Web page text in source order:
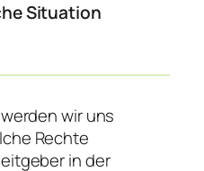
Situation
wir uns
Rechte
in der